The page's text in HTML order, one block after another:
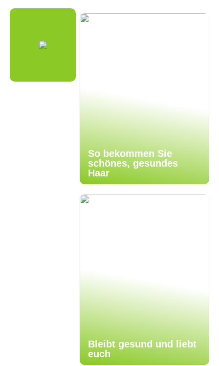
So bekommen Sie
schönes, gesundes
Haar
Bleibt gesund und liebt
euch